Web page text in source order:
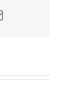
Email